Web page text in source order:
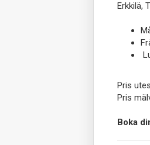
Erkkilä,
Pris
Pris
Boka